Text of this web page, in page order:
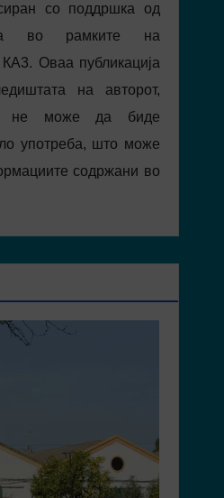
со поддршка од
во рамките на
Оваа публикација
на авторот,
не може да биде
употреба, што може
содржани во